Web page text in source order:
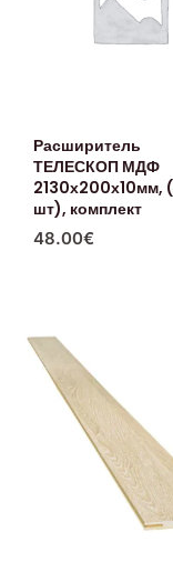
Расширитель
ТЕЛЕСКОП МДФ
2130х200х10мм,
шт), комплект
48.00€